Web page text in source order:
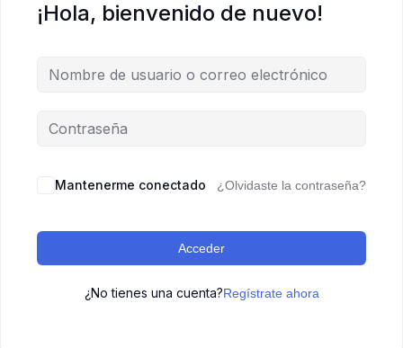
¡Hola, bienvenido de nuevo!
Mantenerme conectado ¿Olvidaste la contraseña?
Acceder
¿No tienes una cuenta?Regístrate ahora